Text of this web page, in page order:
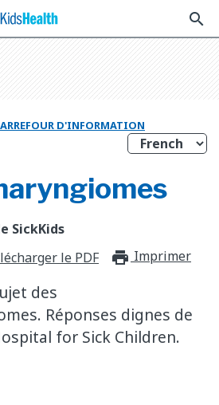
search
D'INFORMATION
SickKids
le PDF Imprimer
des
Réponses dignes de
for Sick Children.